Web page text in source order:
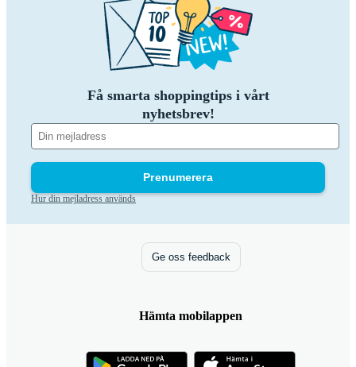
Få smarta shoppingtips i vårt
nyhetsbrev!
Prenumerera
Hur din mejladress används
Ge oss feedback
Hämta mobilappen